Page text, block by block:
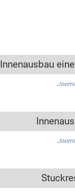
Innenausbau